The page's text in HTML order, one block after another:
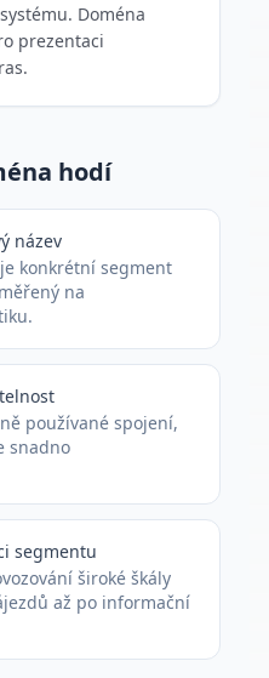
Doména
prezentaci
hodí
název
konkrétní segment
na
používané spojení,
snadno
segmentu
široké škály
až po informační